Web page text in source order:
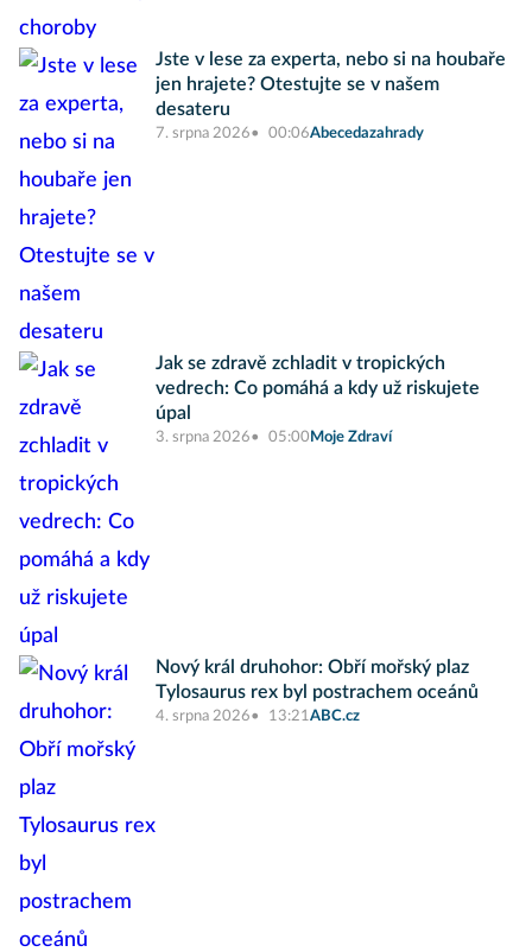
Jste v lese za experta, nebo si na houbaře
jen hrajete? Otestujte se v našem
desateru
7. srpna 2026 00:06Abecedazahrady
Jak se zdravě zchladit v tropických
vedrech: Co pomáhá a kdy už riskujete
úpal
3. srpna 2026 05:00 Moje Zdraví
Nový král druhohor: Obří mořský plaz
Tylosaurus rex byl postrachem oceánů
4. srpna 2026 13:21ABC.cz